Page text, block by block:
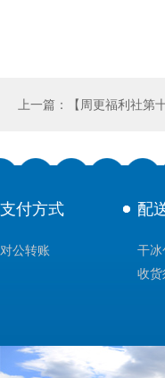
上一篇：【周更福利社第
支付方式
对公转账
配
干冰
收货